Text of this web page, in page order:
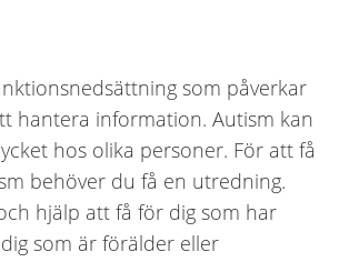
som påverkar
hantera information. Autism kan
hos olika personer. För att få
behöver du få en utredning.
hjälp att få för dig som har
som är förälder eller